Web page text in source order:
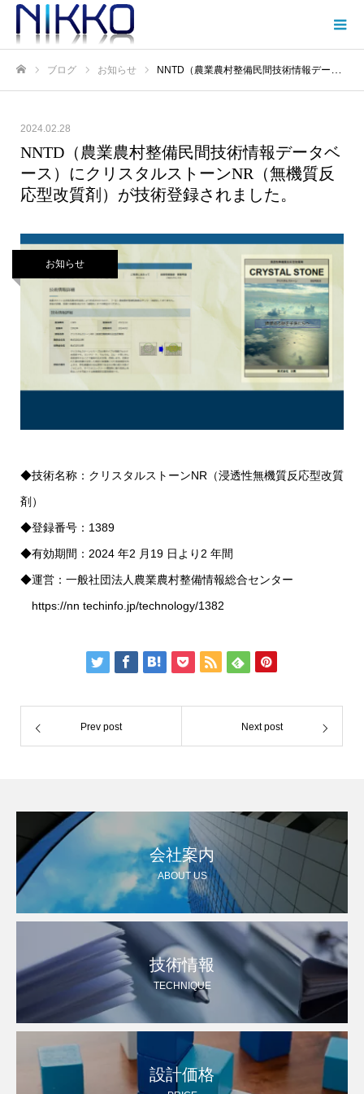
ブログ お知らせ NNTD（農業農村整備民間技術情報データベース）にクリスタルストーンNR（無機質反応型改質剤）が技術登録されました。
2024.02.28
NNTD（農業農村整備民間技術情報データベ
ース）にクリスタルストーンNR（無機質反
応型改質剤）が技術登録されました。
お知らせ
◆技術名称：クリスタルストーンNR（浸透性無機質反応型改質
剤）
◆登録番号：1389
◆有効期間：2024 年2 月19 日より2 年間
◆運営：一般社団法人農業農村整備情報総合センター
https://nn techinfo.jp/technology/1382
Prev post Next post
会社案内
ABOUT US
技術情報
TECHNIQUE
設計価格